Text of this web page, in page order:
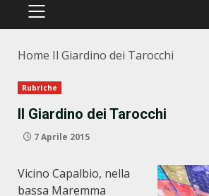
PRIMÄRES
Home Il Giardino dei Tarocchi
Rubriche
Il Giardino dei Tarocchi
7 Aprile 2015
Vicino Capalbio, nella
bassa Maremma